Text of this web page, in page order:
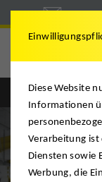
Diese Website
Informationen
Verarbeitung
Diensten sowie
Werbung, die